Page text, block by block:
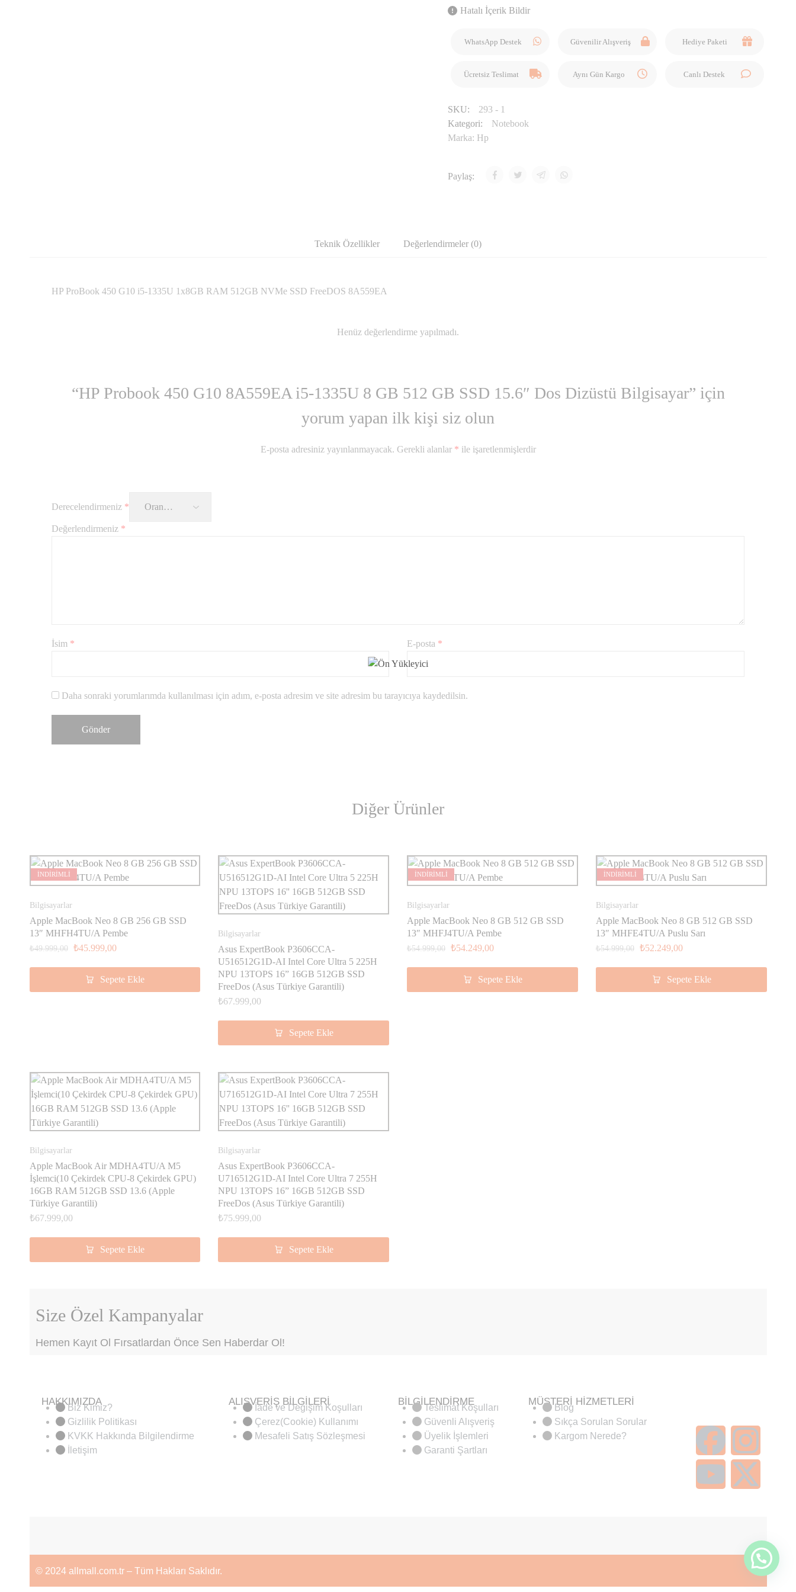
Hatalı İçerik Bildir
WhatsApp Destek Güvenilir Alışveriş Hediye Paketi
Ücretsiz Teslimat Aynı Gün Kargo Canlı Destek
SKU:
293 - 1
Kategori:
Notebook
Marka: Hp
Paylaş:
Teknik Özellikler Değerlendirmeler (0)
HP ProBook 450 G10 i5-1335U 1x8GB RAM 512GB NVMe SSD FreeDOS 8A559EA
Henüz değerlendirme yapılmadı.
“HP Probook 450 G10 8A559EA i5-1335U 8 GB 512 GB SSD 15.6″ Dos Dizüstü Bilgisayar” için
yorum yapan ilk kişi siz olun
E-posta adresiniz yayınlanmayacak. Gerekli alanlar * ile işaretlenmişlerdir
Derecelendirmeniz *
Değerlendirmeniz *
İsim * E-posta *
Daha sonraki yorumlarımda kullanılması için adım, e-posta adresim ve site adresim bu tarayıcıya kaydedilsin.
Diğer Ürünler
İNDİRİMLİ
Bilgisayarlar
Apple MacBook Neo 8 GB 256 GB SSD
13″ MHFH4TU/A Pembe
₺49.999,00 ₺45.999,00
Sepete Ekle
Bilgisayarlar
Asus ExpertBook P3606CCA-
U516512G1D-AI Intel Core Ultra 5 225H
NPU 13TOPS 16” 16GB 512GB SSD
FreeDos (Asus Türkiye Garantili)
₺67.999,00
Sepete Ekle
İNDİRİMLİ
Bilgisayarlar
Apple MacBook Neo 8 GB 512 GB SSD
13″ MHFJ4TU/A Pembe
₺54.999,00 ₺54.249,00
Sepete Ekle
İNDİRİMLİ
Bilgisayarlar
Apple MacBook Neo 8 GB 512 GB SSD
13″ MHFE4TU/A Puslu Sarı
₺54.999,00 ₺52.249,00
Sepete Ekle
Bilgisayarlar
Apple MacBook Air MDHA4TU/A M5
İşlemci(10 Çekirdek CPU-8 Çekirdek GPU)
16GB RAM 512GB SSD 13.6 (Apple
Türkiye Garantili)
₺67.999,00
Sepete Ekle
Bilgisayarlar
Asus ExpertBook P3606CCA-
U716512G1D-AI Intel Core Ultra 7 255H
NPU 13TOPS 16” 16GB 512GB SSD
FreeDos (Asus Türkiye Garantili)
₺75.999,00
Sepete Ekle
Size Özel Kampanyalar
Hemen Kayıt Ol Fırsatlardan Önce Sen Haberdar Ol!
HAKKIMIZDA
Biz Kimiz?
Gizlilik Politikası
KVKK Hakkında Bilgilendirme
İletişim
ALIŞVERİŞ BİLGİLERİ
İade ve Değişim Koşulları
Çerez(Cookie) Kullanımı
Mesafeli Satış Sözleşmesi
BİLGİLENDİRME
Teslimat Koşulları
Güvenli Alışveriş
Üyelik İşlemleri
Garanti Şartları
MÜŞTERİ HİZMETLERİ
Blog
Sıkça Sorulan Sorular
Kargom Nerede?
© 2024 allmall.com.tr – Tüm Hakları Saklıdır.